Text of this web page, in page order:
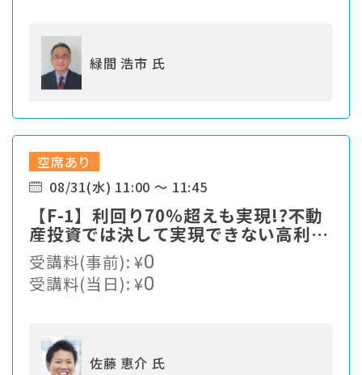
緑間 浩市 氏
空席あり
08/31(水) 11:00 ～ 11:45
【F-1】利回り70％超えも実現!?不動
産投資では決して実現できない高利回
りの最先端資産運用！
受講料(事前):¥0
受講料(当日):¥0
佐藤 恵介 氏